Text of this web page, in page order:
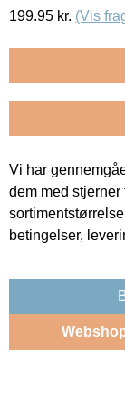
199.95 kr. (Vis
Vi har
dem med stjerner
betingelser,